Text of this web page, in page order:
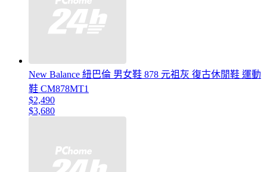
New Balance 紐巴倫 男女鞋 878 元祖灰 復古休閒鞋 運動
鞋 CM878MT1
$2,490
$3,680